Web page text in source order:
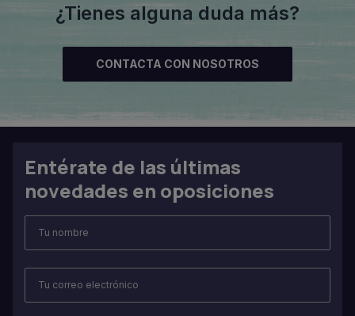
¿Tienes alguna duda más?
CONTACTA CON NOSOTROS
Entérate de las últimas
novedades en oposiciones